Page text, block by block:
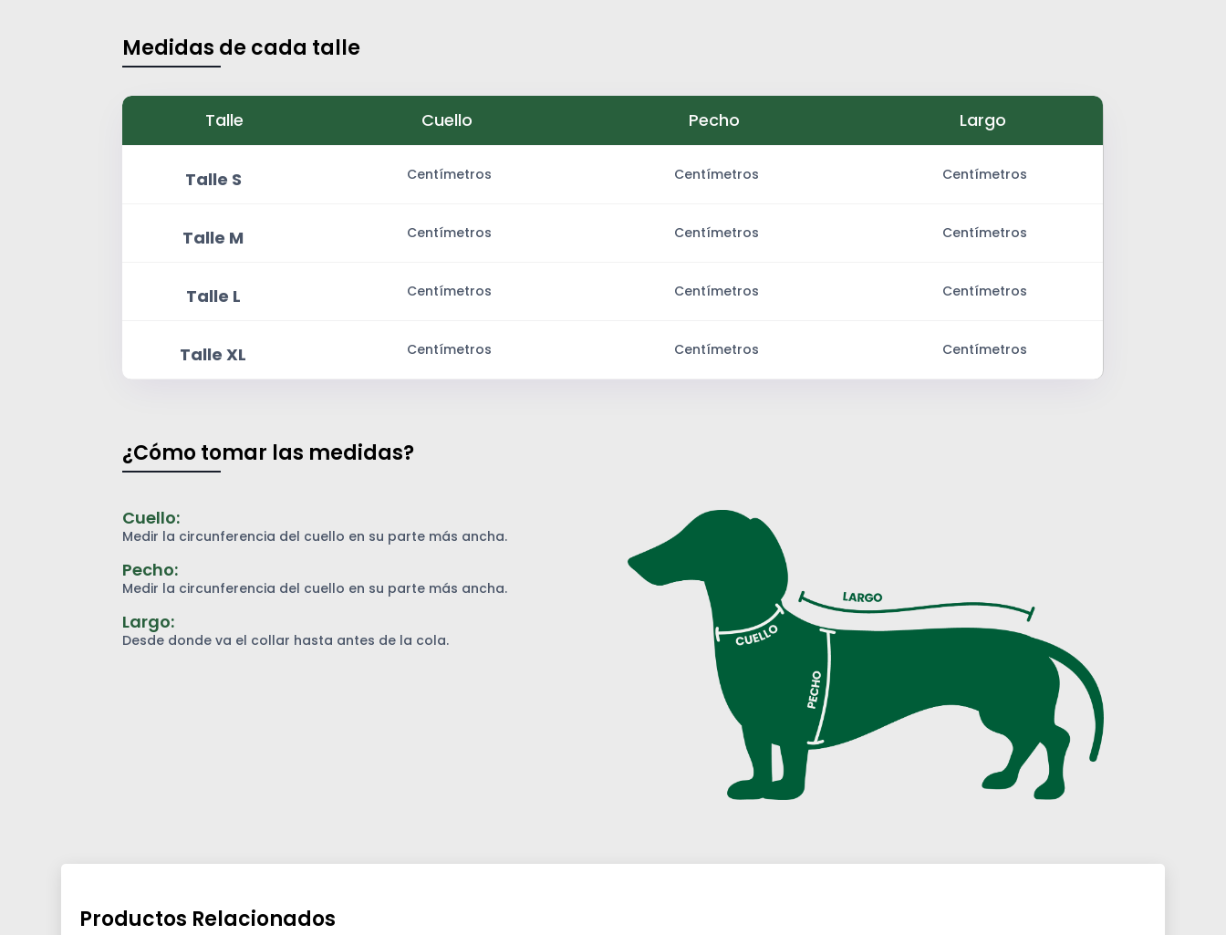
Medidas de cada talle
Talle Cuello Pecho Largo
Talle S Centímetros Centímetros Centímetros
Talle M Centímetros Centímetros Centímetros
Talle L Centímetros Centímetros Centímetros
Talle XL Centímetros Centímetros Centímetros
¿Cómo tomar las medidas?
Cuello:
Medir la circunferencia del cuello en su parte más ancha.
Pecho:
Medir la circunferencia del cuello en su parte más ancha.
Largo:
Desde donde va el collar hasta antes de la cola.
Productos Relacionados